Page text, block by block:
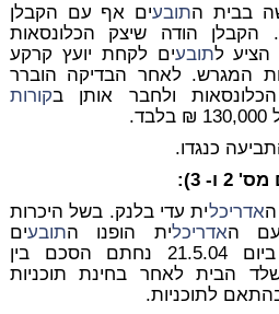
בבית התובעים אף עם הקבלן
הקבלן הודה שיצק הכלונסאות
לתובעים לקחת יועץ קרקע
המגרש. לאחר הבדיקה הוברר
ולחבר אותן בקורות
כנגדו.
2 ו- 3):
האדריכלית עדי בלנק. בשל היכרות
האדריכלית הופנו התובעים
ים בשנת 2004. ביום 21.5.04 נחתם הסכם בין
הבית לאחר בחינת תוכניות
לתוכניות.